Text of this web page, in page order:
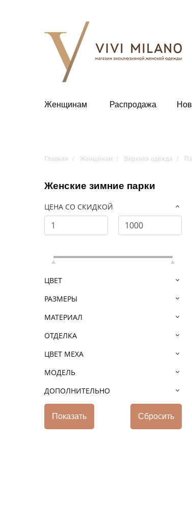
Женщинам Распродажа
Главная Женщинам Верхняя одежда
Женские зимние парки
ЦЕНА СО СКИДКОЙ
ЦВЕТ
РАЗМЕРЫ
МАТЕРИАЛ
ОТДЕЛКА
ЦВЕТ МЕХА
МОДЕЛЬ
ДОПОЛНИТЕЛЬНО